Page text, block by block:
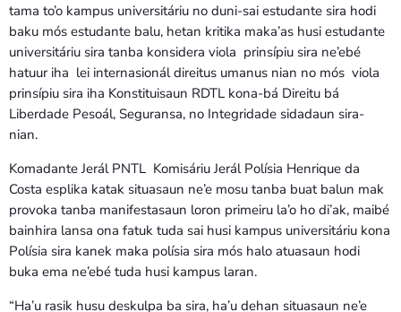
tama to’o kampus universitáriu no duni-sai estudante sira hodi
baku mós estudante balu, hetan kritika maka’as husi estudante
universitáriu sira tanba konsidera viola prinsípiu sira ne’ebé
hatuur iha lei internasionál direitus umanus nian no mós viola
prinsípiu sira iha Konstituisaun RDTL kona-bá Direitu bá
Liberdade Pesoál, Seguransa, no Integridade sidadaun sira-
nian.
Komadante Jerál PNTL Komisáriu Jerál Polísia Henrique da
Costa esplika katak situasaun ne’e mosu tanba buat balun mak
provoka tanba manifestasaun loron primeiru la’o ho di’ak, maibé
bainhira lansa ona fatuk tuda sai husi kampus universitáriu kona
Polísia sira kanek maka polísia sira mós halo atuasaun hodi
buka ema ne’ebé tuda husi kampus laran.
“Ha’u rasik husu deskulpa ba sira, ha’u dehan situasaun ne’e